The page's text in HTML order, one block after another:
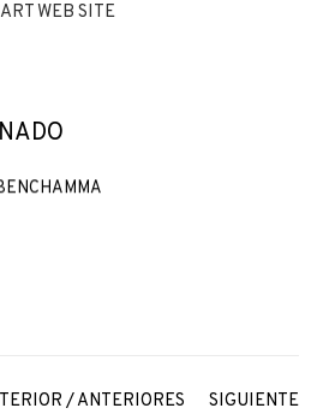
WEB SITE
/ ANTERIORES SIGUIENTE